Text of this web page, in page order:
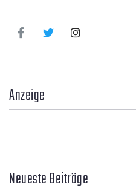
Anzeige
Neueste Beiträge